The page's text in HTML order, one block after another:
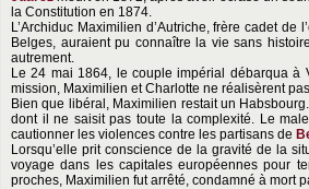
la Constitution en 1874.
L’Archiduc Maximilien d’Autriche, frère cadet
Belges, auraient pu connaître la vie sans
autrement.
Le 24 mai 1864, le couple impérial débarqua à
mission, Maximilien et Charlotte ne réalisèrent
Bien que libéral, Maximilien restait un
dont il ne saisit pas toute la complexité. Le
cautionner les violences contre les partisans de
Lorsqu’elle prit conscience de la gravité de la
voyage dans les capitales européennes pour
proches, Maximilien fut arrêté, condamné à mort